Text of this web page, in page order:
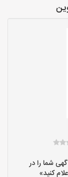
شما را در